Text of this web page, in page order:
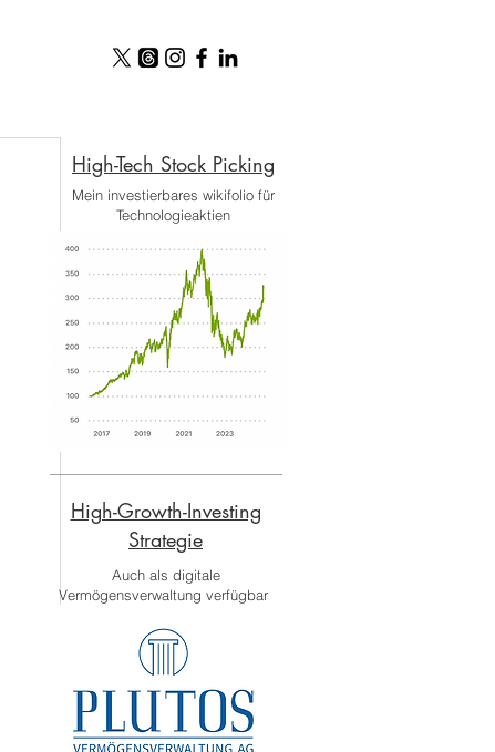
High-Tech Stock Picking​
Mein investierbares wikifolio für
Technologieaktien
High-Growth-Investing
Strategie
Auch als digitale
Vermögensverwaltung verfügbar